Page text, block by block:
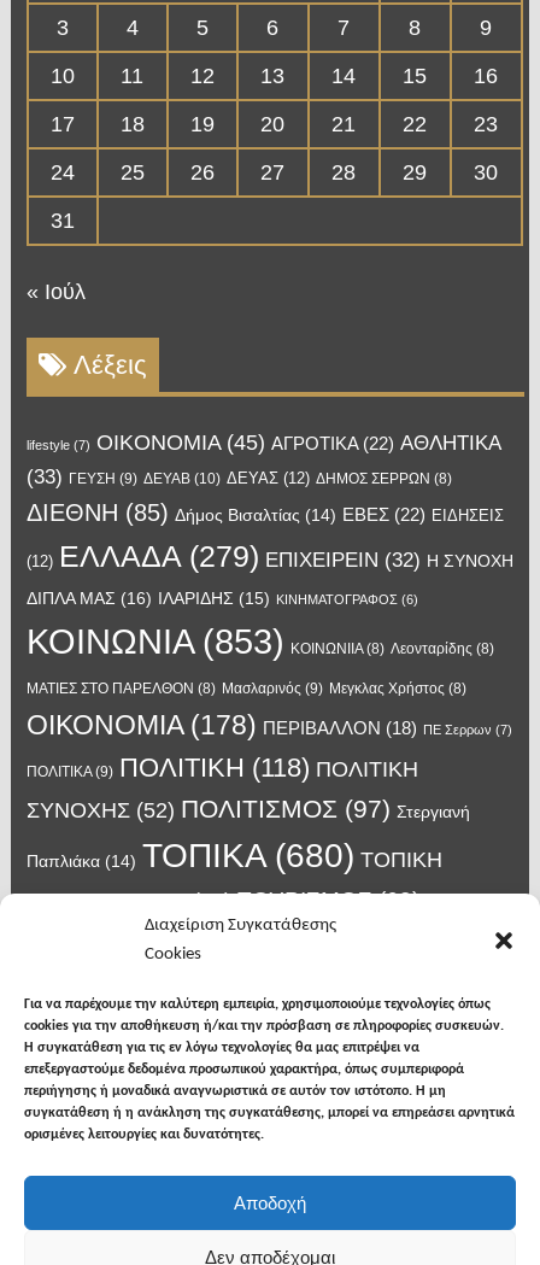
Διαχείριση Συγκατάθεσης
Cookies
Για να παρέχουμε την καλύτερη εμπειρία, χρησιμοποιούμε τεχνολογίες όπως
cookies για την αποθήκευση ή/και την πρόσβαση σε πληροφορίες συσκευών.
Η συγκατάθεση για τις εν λόγω τεχνολογίες θα μας επιτρέψει να
επεξεργαστούμε δεδομένα προσωπικού χαρακτήρα, όπως συμπεριφορά
περιήγησης ή μοναδικά αναγνωριστικά σε αυτόν τον ιστότοπο. Η μη
συγκατάθεση ή η ανάκληση της συγκατάθεσης, μπορεί να επηρεάσει αρνητικά
ορισμένες λειτουργίες και δυνατότητες.
Αποδοχή
Δεν αποδέχομαι
3
4 5 6 7 8
9
10
11 12 13 14 15
16
17
18 19 20 21 22
23
24
25 26 27 28 29
30
31
« Ιούλ
Λέξεις
lifestyle(7) OIKONOMIA(45) ΑΓΡΟΤΙΚΑ(22) ΑΘΛΗΤΙΚΑ
(33) ΓΕΥΣΗ (9) ΔΕΥΑΒ(10) ΔΕΥΑΣ(12) ΔΗΜΟΣ ΣΕΡΡΩΝ (8)
ΔΙΕΘΝΗ (85) Δήμος Βισαλτίας (14) ΕΒΕΣ(22) ΕΙΔΗΣΕΙΣ
(12) ΕΛΛΑΔΑ(279) ΕΠΙΧΕΙΡΕΙΝ (32) Η ΣΥΝΟΧΗ
ΔΙΠΛΑ ΜΑΣ (16) ΙΛΑΡΙΔΗΣ (15) ΚΙΝΗΜΑΤΟΓΡΑΦΟΣ (6)
ΚΟΙΝΩΝΙΑ(853) ΚΟΙΝΩΝΙΙΑ(8) Λεονταρίδης (8)
ΜΑΤΙΕΣ ΣΤΟ ΠΑΡΕΛΘΟΝ (8) Μασλαρινός (9) Μεγκλας Χρήστος (8)
ΟΙΚΟΝΟΜΙΑ(178) ΠΕΡΙΒΑΛΛΟΝ (18) ΠΕ Σερρων (7)
ΠΟΛΙΤΙΚΑ(9) ΠΟΛΙΤΙΚΗ (118) ΠΟΛΙΤΙΚΗ
ΣΥΝΟΧΗΣ(52) ΠΟΛΙΤΙΣΜΟΣ (97) Στεργιανή
Παπλιάκα(14) ΤΟΠΙΚΑ(680) ΤΟΠΙΚΗ
ΑΥΤΟΔΙΟΙΚΗΣΗ(45) ΤΟΥΡΙΣΜΟΣ(63)
(14) Χατζηβασιλειου
κρούσματα κορονοϊού(18) λαϊκή Νιγρίτας(13) νοσοκομείο Σερρών
σπυροπουλος(7) υγεια(148)
Copyright © 2026Φωνή της Βισαλτίας